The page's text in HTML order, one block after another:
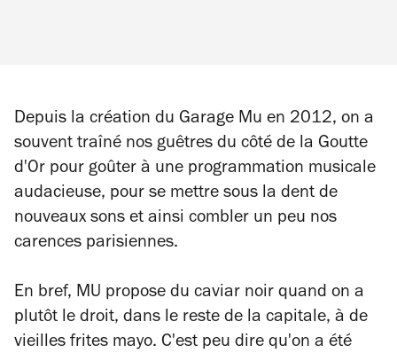
Depuis la création du Garage Mu en 2012, on a
souvent traîné nos guêtres du côté de la Goutte
d'Or pour goûter à une programmation musicale
audacieuse, pour se mettre sous la dent de
nouveaux sons et ainsi combler un peu nos
carences parisiennes.
En bref, MU propose du caviar noir quand on a
plutôt le droit, dans le reste de la capitale, à de
vieilles frites mayo. C'est peu dire qu'on a été